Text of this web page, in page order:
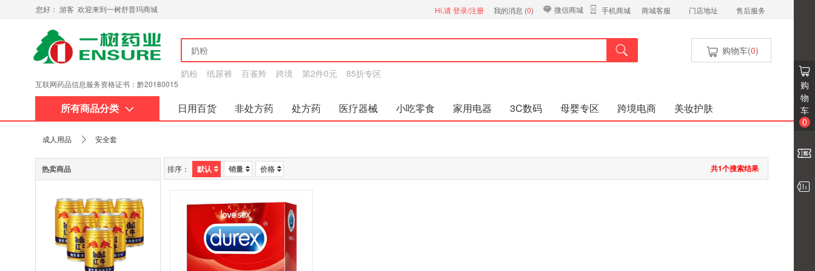
您好： 游客 欢迎来到一树舒普玛商城 Hi,请登录/注册 我的消息 (0) 微信商城 手机商城 商城客服 门店地址 售后服务
互联网药品信息服务资格证书：黔20180015
奶粉 纸尿裤 百雀羚 跨境 第2件0元 85折专区
购物车(0)
所有商品分类 日用百货 非处方药 处方药 医疗器械 小吃零食 家用电器 3C数码 母婴专区 跨境电商
美妆护肤
购
物
车
0
成人用品 安全套
热卖商品 排序： 默认 销量 价格 共1个搜索结果